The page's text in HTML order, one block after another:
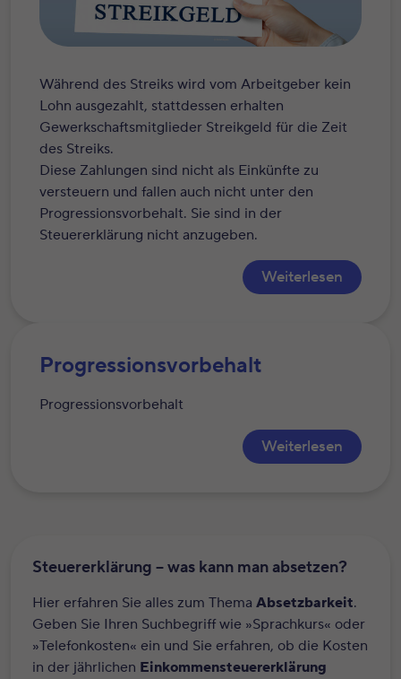
Während des Streiks wird vom Arbeitgeber kein
Lohn ausgezahlt, stattdessen erhalten
Gewerkschaftsmitglieder Streikgeld für die Zeit
des Streiks.
Diese Zahlungen sind nicht als Einkünfte zu
versteuern und fallen auch nicht unter den
Progressionsvorbehalt. Sie sind in der
Steuererklärung nicht anzugeben.
Weiterlesen
Progressionsvorbehalt
Progressionsvorbehalt
Weiterlesen
Steuererklärung – was kann man absetzen?
Hier erfahren Sie alles zum Thema Absetzbarkeit.
Geben Sie Ihren Suchbegriff wie »Sprachkurs« oder
»Telefonkosten« ein und Sie erfahren, ob die Kosten
in der jährlichen Einkommensteuererklärung